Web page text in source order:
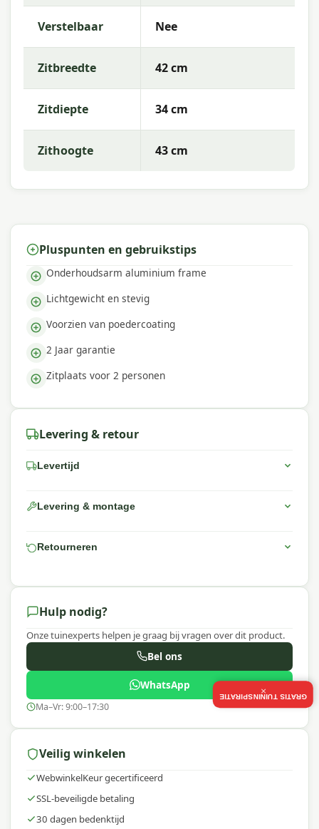
Verstelbaar Nee
Zitbreedte 42 cm
Zitdiepte 34 cm
Zithoogte 43 cm
Pluspunten en gebruikstips
Onderhoudsarm aluminium frame
Lichtgewicht en stevig
Voorzien van poedercoating
2 Jaar garantie
Zitplaats voor 2 personen
Levering & retour
Levertijd
Levering & montage
Retourneren
Hulp nodig?
Onze tuinexperts helpen je graag bij vragen over dit product.
Bel ons
WhatsApp
Ma–Vr: 9:00–17:30
Veilig winkelen
WebwinkelKeur gecertificeerd
SSL-beveiligde betaling
30 dagen bedenktijd
GRATIS TUININSPIRATIE
×